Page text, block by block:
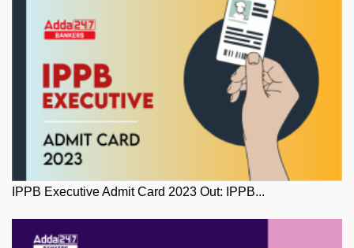
IPPB Executive Admit Card 2023 Out: IPPB...